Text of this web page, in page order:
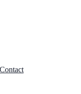
Contact